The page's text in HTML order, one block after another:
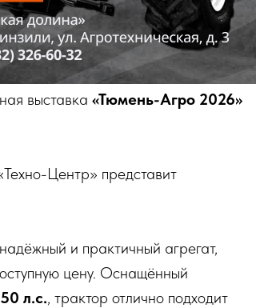
выставка «Тюмень-Агро 2026»
Центр» представит
и практичный агрегат,
цену. Оснащённый
л.с., трактор отлично подходит